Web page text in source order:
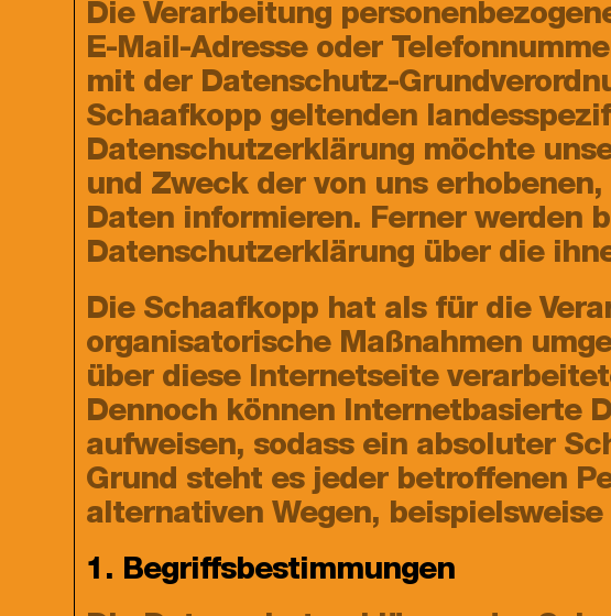
Die Verarbeitung
E-Mail-Adresse oder
mit der Datenschutz-
Schaafkopp geltenden
Datenschutzerklärung möchte
und Zweck der von uns
Daten informieren. Ferner werden
Datenschutzerklärung über die
Die Schaafkopp hat als für die
organisatorische Maßnahmen
über diese Internetseite
Dennoch können Internetbasierte
aufweisen, sodass ein absoluter
Grund steht es jeder betroffenen
alternativen Wegen,
1. Begriffsbestimmungen